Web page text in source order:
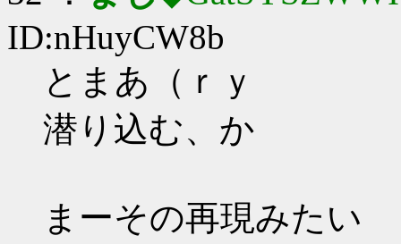
ID:nHuyCW8b
とまあ（ｒｙ
潜り込む、か
まーその再現みたい